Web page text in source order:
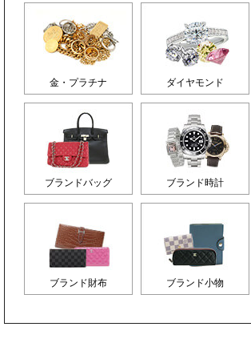
金・プラチナ ダイヤモンド
ブランドバッグ ブランド時計
ブランド財布 ブランド小物